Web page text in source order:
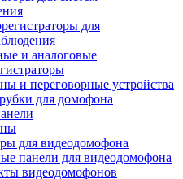
для
и аналоговые
и переговорные устройства
для домофона
для видеодомофона
панели для видеодомофона
видеодомофонов